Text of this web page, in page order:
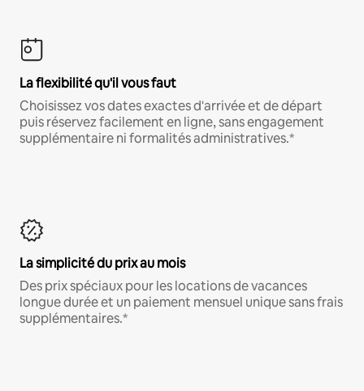
La flexibilité qu'il vous faut
Choisissez vos dates exactes d'arrivée et de départ
puis réservez facilement en ligne, sans engagement
supplémentaire ni formalités administratives.*
La simplicité du prix au mois
Des prix spéciaux pour les locations de vacances
longue durée et un paiement mensuel unique sans frais
supplémentaires.*